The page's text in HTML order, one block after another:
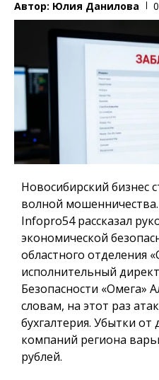
Автор: Юлия Данилова
Новосибирский бизнес
волной
Infopro54 рассказал
экономической
областного
исполнительный
Безопасности «Омега»
словам, на этот раз
бухгалтерия. Убытки
компаний региона
рублей.